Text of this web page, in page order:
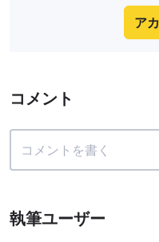
ア
コメント
執筆ユーザー